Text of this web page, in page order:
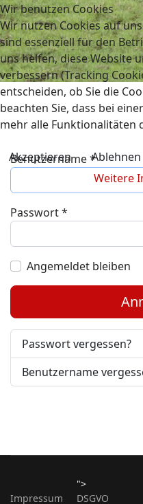
Benutzername*
Passwort*
Angemeldet bleiben
Passwort vergessen?
Benutzername
Impressum
">
DSGVO
Wir benutzen Cookies
Wir nutzen Cookies auf
sind essenziell für den
uns helfen, diese Website
verbessern (Tracking
entscheiden, ob Sie die
beachten Sie, dass bei
mehr alle Funktionalitäten
Akzeptieren
Ablehnen
Weitere